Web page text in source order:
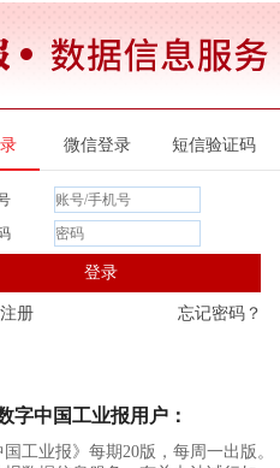
微信登录 短信验证码
登录
册 忘记密码？
字中国工业报用户：
国工业报》每期20版，每周一出版。